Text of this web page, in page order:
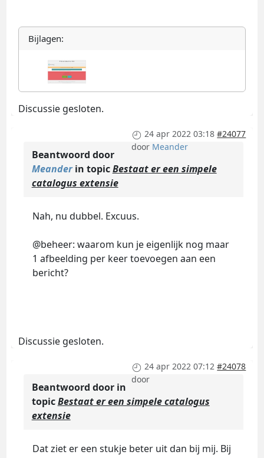
Bijlagen:
Discussie gesloten.
24 apr 2022 03:18 #24077
door Meander
Beantwoord door
Meanderin topicBestaat er een simpele
catalogus extensie
Nah, nu dubbel. Excuus.
@beheer: waarom kun je eigenlijk nog maar
1 afbeelding per keer toevoegen aan een
bericht?
Discussie gesloten.
24 apr 2022 07:12 #24078
door
Beantwoord door in
topicBestaat er een simpele catalogus
extensie
Dat ziet er een stukje beter uit dan bij mij. Bij